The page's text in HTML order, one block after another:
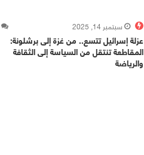
سبتمبر 14, 2025
عزلة إسرائيل تتسع.. من غزة إلى برشلونة:
المقاطعة تنتقل من السياسة إلى الثقافة
والرياضة